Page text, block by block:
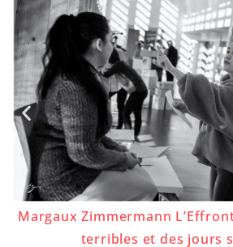
Margaux Zimmermann
terribles et des jours